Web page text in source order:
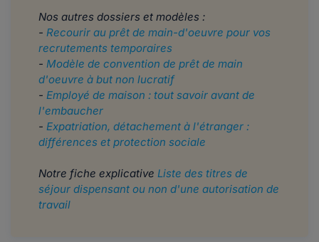
Nos autres dossiers et modèles :
- Recourir au prêt de main-d'oeuvre pour vos
recrutements temporaires
​​​​- Modèle de convention de prêt de main
d'oeuvre à but non lucratif
- Employé de maison : tout savoir avant de
l'embaucher
​​​​​- Expatriation, détachement à l'étranger :
différences et protection sociale
Notre fiche explicative Liste des titres de
séjour dispensant ou non d'une autorisation de
travail